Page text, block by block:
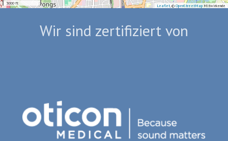
3000 ft
Leaflet, © OpenStreetMap Mitwirkende
Wir sind zertifiziert von